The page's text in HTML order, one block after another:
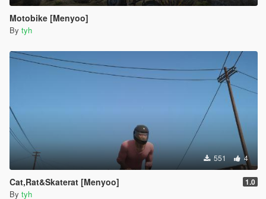
Motobike [Menyoo]
By tyh
551 4
Cat,Rat&Skaterat [Menyoo] 1.0
By tyh